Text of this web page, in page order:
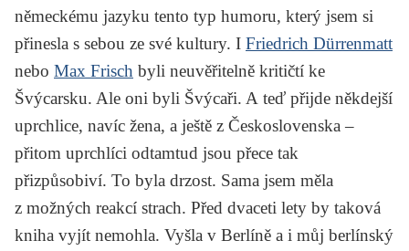
německému jazyku tento typ humoru, který jsem si
přinesla s sebou ze své kultury. I Friedrich Dürrenmatt
nebo Max Frisch byli neuvěřitelně kritičtí ke
Švýcarsku. Ale oni byli Švýcaři. A teď přijde někdejší
uprchlice, navíc žena, a ještě z Československa –
přitom uprchlíci odtamtud jsou přece tak
přizpůsobiví. To byla drzost. Sama jsem měla
z možných reakcí strach. Před dvaceti lety by taková
kniha vyjít nemohla. Vyšla v Berlíně a i můj berlínský